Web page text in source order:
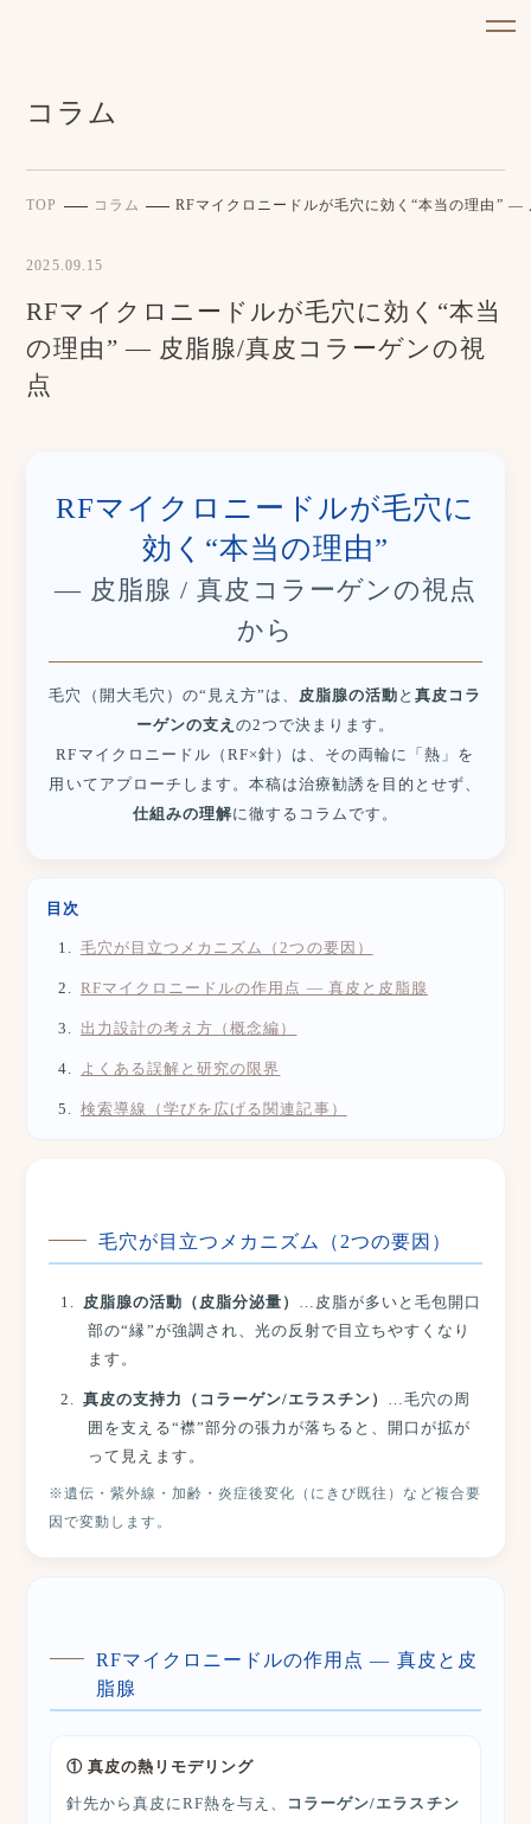
コラム
TOP コラム RFマイクロニードルが毛穴に効く“本当の理由” ―
2025.09.15
RFマイクロニードルが毛穴に効く“本当
の理由” ― 皮脂腺/真皮コラーゲンの視
点
RFマイクロニードルが毛穴に
効く“本当の理由”
— 皮脂腺 / 真皮コラーゲンの視点
から
毛穴（開大毛穴）の“見え方”は、 皮脂腺の活動 と真皮コラ
ーゲンの支え の2つで決まります。
RFマイクロニードル（RF×針）は、その両輪に「熱」を
用いてアプローチします。本稿は治療勧誘を目的とせず、
仕組みの理解に徹するコラムです。
目次
毛穴が目立つメカニズム（2つの要因）
RFマイクロニードルの作用点 ― 真皮と皮脂腺
出力設計の考え方（概念編）
よくある誤解と研究の限界
検索導線（学びを広げる関連記事）
毛穴が目立つメカニズム（2つの要因）
皮脂腺の活動（皮脂分泌量）
…皮脂が多いと毛包開口
部の“縁”が強調され、光の反射で目立ちやすくなり
ます。
真皮の支持力（コラーゲン/エラスチン）
…毛穴の周
囲を支える“襟”部分の張力が落ちると、開口が拡が
って見えます。
※遺伝・紫外線・加齢・炎症後変化（にきび既往）など複合要
因で変動します。
RFマイクロニードルの作用点 ― 真皮と皮
脂腺
① 真皮の熱リモデリング
針先から真皮にRF熱を与え、
コラーゲン/エラスチン